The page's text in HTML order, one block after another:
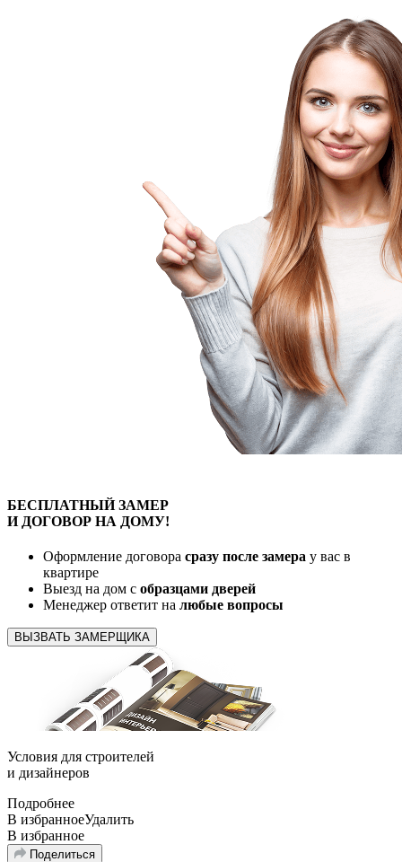
БЕСПЛАТНЫЙЗАМЕР
И ДОГОВОР НА ДОМУ!
Оформление договора сразу после замера у вас в
квартире
Выезд на дом с образцами дверей
Менеджер ответит на любые вопросы
ВЫЗВАТЬ ЗАМЕРЩИКА
Условия для строителей
и дизайнеров
Подробнее
В избранноеУдалить
В избранное
Поделиться